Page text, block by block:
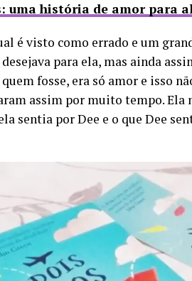
uma história de amor para
é visto como errado e um
para ela, mas ainda
fosse, era só amor e isso
assim por muito tempo. Ela
sentia por Dee e o que Dee